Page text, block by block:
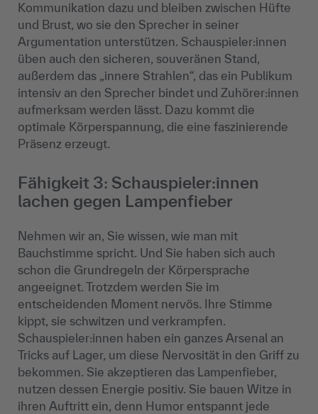
Kommunikation dazu und bleiben zwischen Hüfte
und Brust, wo sie den Sprecher in seiner
Argumentation unterstützen. Schauspieler:innen
üben auch den sicheren, souveränen Stand,
außerdem das „innere Strahlen“, das ein Publikum
intensiv an den Sprecher bindet und Zuhörer:innen
aufmerksam werden lässt. Dazu kommt die
optimale Körperspannung, die eine faszinierende
Präsenz erzeugt.
Fähigkeit 3: Schauspieler:innen
lachen gegen Lampenfieber
Nehmen wir an, Sie wissen, wie man mit
Bauchstimme spricht. Und Sie haben sich auch
schon die Grundregeln der Körpersprache
angeeignet. Trotzdem werden Sie im
entscheidenden Moment nervös. Ihre Stimme
kippt, sie schwitzen und verkrampfen.
Schauspieler:innen haben ein ganzes Arsenal an
Tricks auf Lager, um diese Nervosität in den Griff zu
bekommen. Sie akzeptieren das Lampenfieber,
nutzen dessen Energie positiv. Sie bauen Witze in
ihren Auftritt ein, denn Humor entspannt jede